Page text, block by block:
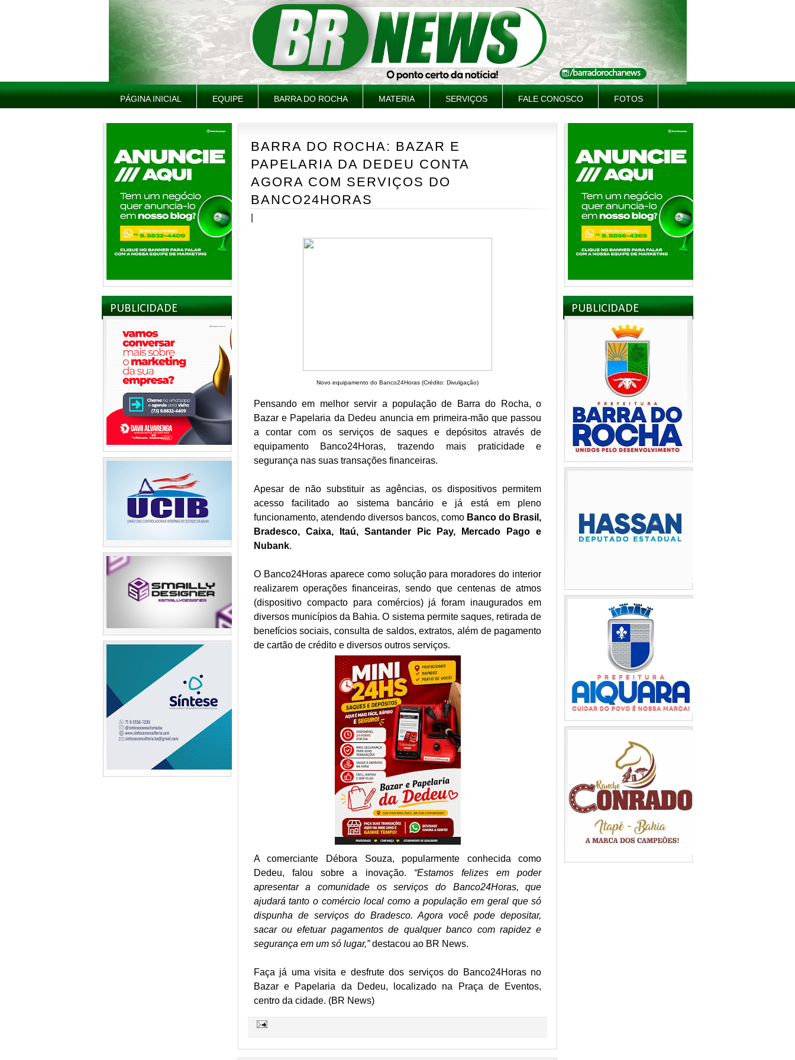
PÁGINA INICIAL EQUIPE BARRA DO ROCHA MATERIA SERVIÇOS FALE CONOSCO FOTOS
PUBLICIDADE
BARRA DO ROCHA: BAZAR E
PAPELARIA DA DEDEU CONTA
AGORA COM SERVIÇOS DO
BANCO24HORAS
Novo equipamento do Banco24Horas (Crédito: Divulgação)
Pensando em melhor servir a população de Barra do Rocha, o
Bazar e Papelaria da Dedeu anuncia em primeira-mão que passou
a contar com os serviços de saques e depósitos através de
equipamento Banco24Horas, trazendo mais praticidade e
segurança nas suas transações financeiras.
Apesar de não substituir as agências, os dispositivos permitem
acesso facilitado ao sistema bancário e já está em pleno
funcionamento, atendendo diversos bancos, como Banco do Brasil,
Bradesco, Caixa, Itaú, Santander Pic Pay, Mercado Pago e
Nubank.
O Banco24Horas aparece como solução para moradores do interior
realizarem operações financeiras, sendo que centenas de atmos
(dispositivo compacto para comércios) já foram inaugurados em
diversos municípios da Bahia. O sistema permite saques, retirada de
benefícios sociais, consulta de saldos, extratos, além de pagamento
de cartão de crédito e diversos outros serviços.
A comerciante Débora Souza, popularmente conhecida como
Dedeu, falou sobre a inovação. “Estamos felizes em poder
apresentar a comunidade os serviços do Banco24Horas, que
ajudará tanto o comércio local como a população em geral que só
dispunha de serviços do Bradesco. Agora você pode depositar,
sacar ou efetuar pagamentos de qualquer banco com rapidez e
segurança em um só lugar,”destacou ao BR News.
Faça já uma visita e desfrute dos serviços do Banco24Horas no
Bazar e Papelaria da Dedeu, localizado na Praça de Eventos,
centro da cidade. (BR News)
PUBLICIDADE